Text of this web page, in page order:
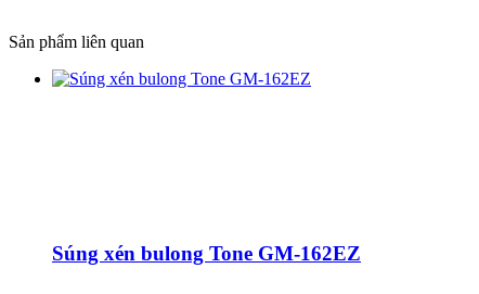
Sản phẩm liên quan
Súng xén bulong Tone GM-162EZ